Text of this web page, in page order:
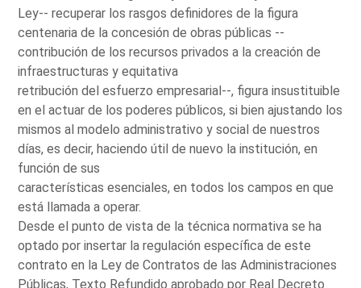
Ley-- recuperar los rasgos definidores de la figura
centenaria de la concesión de obras públicas --
contribución de los recursos privados a la creación de
infraestructuras y equitativa
retribución del esfuerzo empresarial--, figura insustituible
en el actuar de los poderes públicos, si bien ajustando los
mismos al modelo administrativo y social de nuestros
días, es decir, haciendo útil de nuevo la institución, en
función de sus
características esenciales, en todos los campos en que
está llamada a operar.
Desde el punto de vista de la técnica normativa se ha
optado por insertar la regulación específica de este
contrato en la Ley de Contratos de las Administraciones
Públicas, Texto Refundido aprobado por Real Decreto